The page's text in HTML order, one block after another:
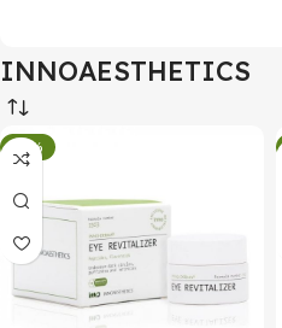
INNOAESTHETICS
-34%